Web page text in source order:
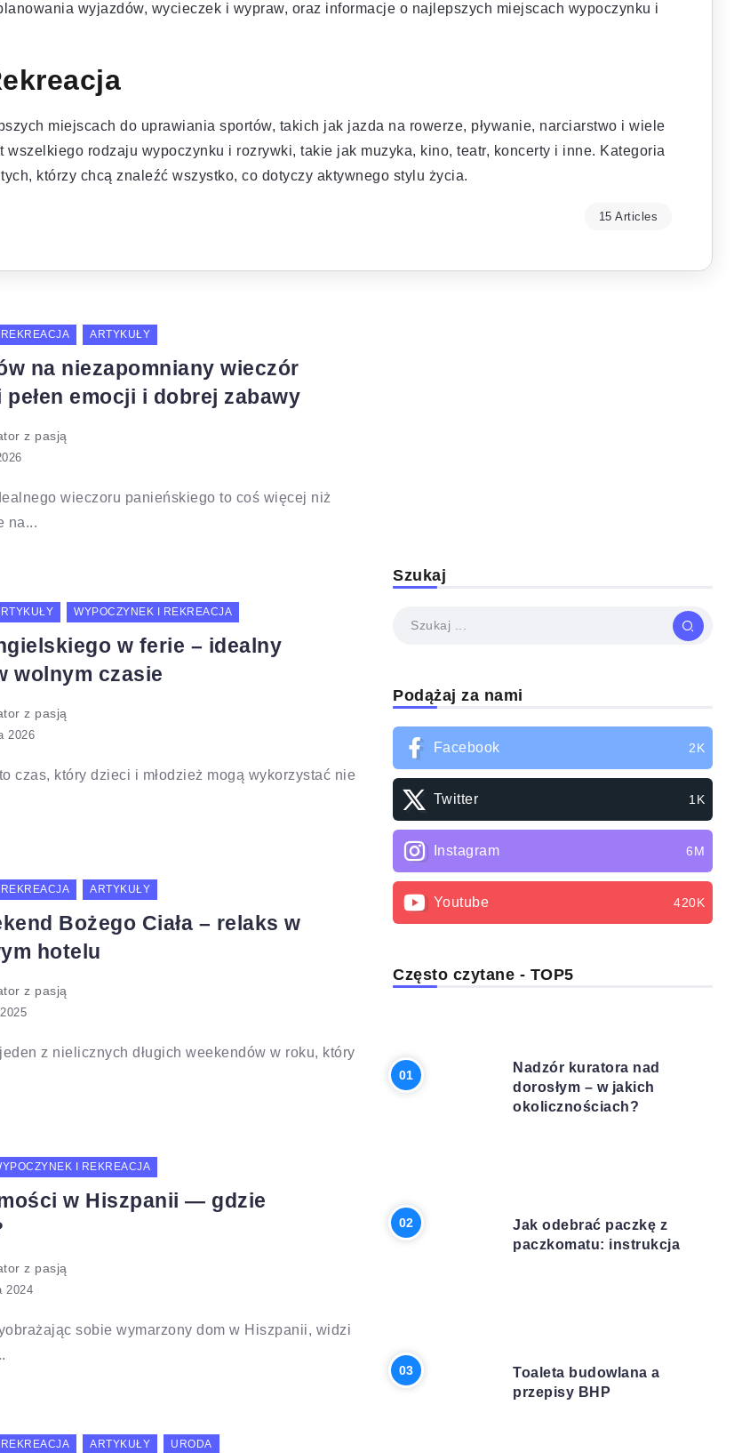
wyjazdów, wycieczek i wypraw, oraz informacje o najlepszych miejscach wypoczynku i
miejscach do uprawiania sportów, takich jak jazda na rowerze, pływanie, narciarstwo i wiele
rodzaju wypoczynku i rozrywki, takie jak muzyka, kino, teatr, koncerty i inne. Kategoria
którzy chcą znaleźć wszystko, co dotyczy aktywnego stylu życia.
15 Articles
ARTYKUŁY
na niezapomniany wieczór
emocji i dobrej zabawy
z pasją
wieczoru panieńskiego to coś więcej niż
na...
WYPOCZYNEK I REKREACJA
w ferie – idealny
wolnym czasie
z pasją
czas, który dzieci i młodzież mogą wykorzystać nie
ARTYKUŁY
Bożego Ciała – relaks w
hotelu
z pasją
z nielicznych długich weekendów w roku, który
I REKREACJA
w Hiszpanii — gdzie
z pasją
sobie wymarzony dom w Hiszpanii, widzi
ARTYKUŁY URODA
Szukaj
Podążaj za nami
Facebook 2K
Twitter 1K
Instagram 6M
Youtube 420K
Często czytane - TOP5
Nadzór kuratora nad
dorosłym – w jakich
okolicznościach?
Jak odebrać paczkę z
paczkomatu: instrukcja
Toaleta budowlana a
przepisy BHP